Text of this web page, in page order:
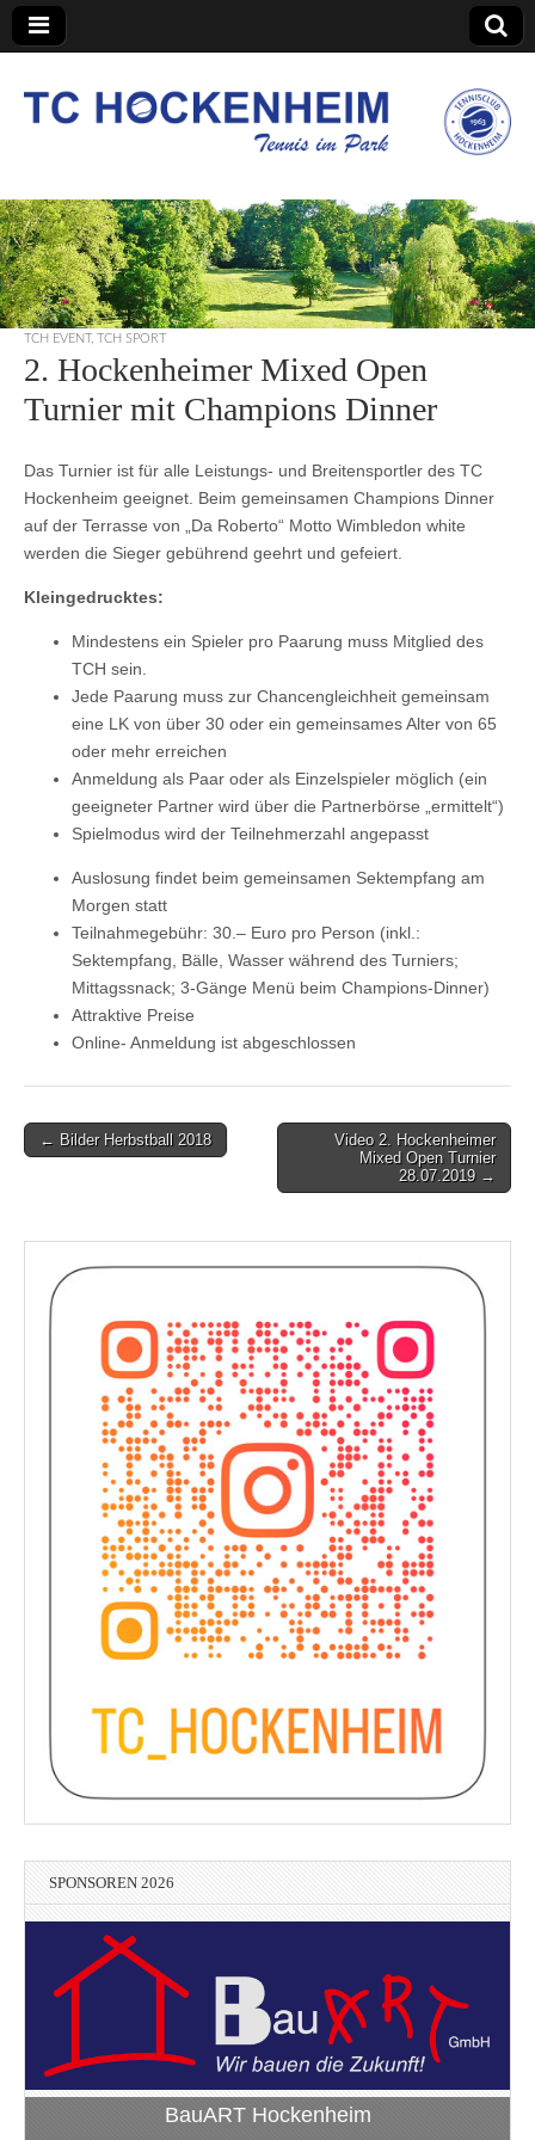
TC Hockenheim
TCH EVENT, TCH SPORT
2. Hockenheimer Mixed Open
Turnier mit Champions Dinner
Das Turnier ist für alle Leistungs- und Breitensportler des TC
Hockenheim geeignet. Beim gemeinsamen Champions Dinner
auf der Terrasse von „Da Roberto“ Motto Wimbledon white
werden die Sieger gebührend geehrt und gefeiert.
Kleingedrucktes:
Mindestens ein Spieler pro Paarung muss Mitglied des
TCH sein.
Jede Paarung muss zur Chancengleichheit gemeinsam
eine LK von über 30 oder ein gemeinsames Alter von 65
oder mehr erreichen
Anmeldung als Paar oder als Einzelspieler möglich (ein
geeigneter Partner wird über die Partnerbörse „ermittelt“)
Spielmodus wird der Teilnehmerzahl angepasst
Auslosung findet beim gemeinsamen Sektempfang am
Morgen statt
Teilnahmegebühr: 30.– Euro pro Person (inkl.:
Sektempfang, Bälle, Wasser während des Turniers;
Mittagssnack; 3-Gänge Menü beim Champions-Dinner)
Attraktive Preise
Online- Anmeldung ist abgeschlossen
Post← Bilder Herbstball 2018
Video 2. Hockenheimer
Mixed Open Turnier
28.07.2019 →
SPONSOREN 2026
BauART Hockenheim